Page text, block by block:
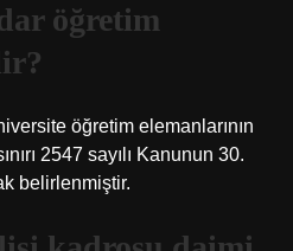
öğretim
öğretim elemanlarının
2547 sayılı Kanunun 30.
belirlenmiştir.